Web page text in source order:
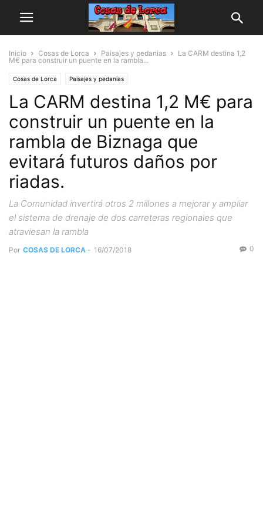
Inicio Cosas de Lorca Paisajes y pedanias
La CARM destina 1,2
M€ para construir un puente en la rambla...
Cosas de Lorca Paisajes y pedanias
La CARM destina 1,2 M€ para
construir un puente en la
rambla de Biznaga que
evitará futuros daños por
riadas.
La Comunidad invertirá otros 2 millones a mejorar y ampliar
el sistema de drenaje de dos carreteras regionales que
atraviesan la rambla
Por COSAS DE LORCA - 16/07/2018 0